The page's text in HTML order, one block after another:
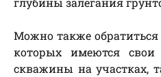
Можно также обратиться
которых имеются свои
скважины на участках,